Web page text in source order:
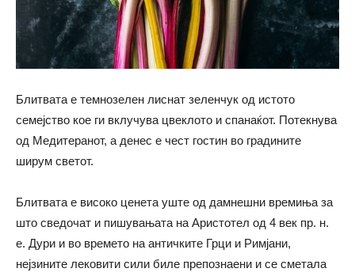
Блитвата е темнозелен лиснат зеленчук од истото
семејство кое ги вклучува цвеклото и спанаќот. Потекнува
од Медитеранот, а денес е чест гостин во градините
ширум светот.
Блитвата е високо ценета уште од дамнешни времиња за
што сведочат и пишувањата на Аристотел од 4 век пр. н.
е. Дури и во времето на античките Грци и Римјани,
нејзините лековити сили биле препознаени и се сметала